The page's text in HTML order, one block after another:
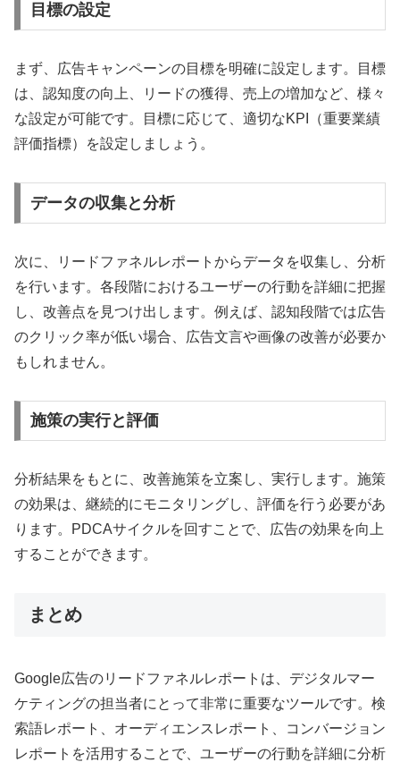
目標の設定
まず、広告キャンペーンの目標を明確に設定します。目標
は、認知度の向上、リードの獲得、売上の増加など、様々
な設定が可能です。目標に応じて、適切なKPI（重要業績
評価指標）を設定しましょう。
データの収集と分析
次に、リードファネルレポートからデータを収集し、分析
を行います。各段階におけるユーザーの行動を詳細に把握
し、改善点を見つけ出します。例えば、認知段階では広告
のクリック率が低い場合、広告文言や画像の改善が必要か
もしれません。
施策の実行と評価
分析結果をもとに、改善施策を立案し、実行します。施策
の効果は、継続的にモニタリングし、評価を行う必要があ
ります。PDCAサイクルを回すことで、広告の効果を向上
することができます。
まとめ
Google広告のリードファネルレポートは、デジタルマー
ケティングの担当者にとって非常に重要なツールです。検
索語レポート、オーディエンスレポート、コンバージョン
レポートを活用することで、ユーザーの行動を詳細に分析